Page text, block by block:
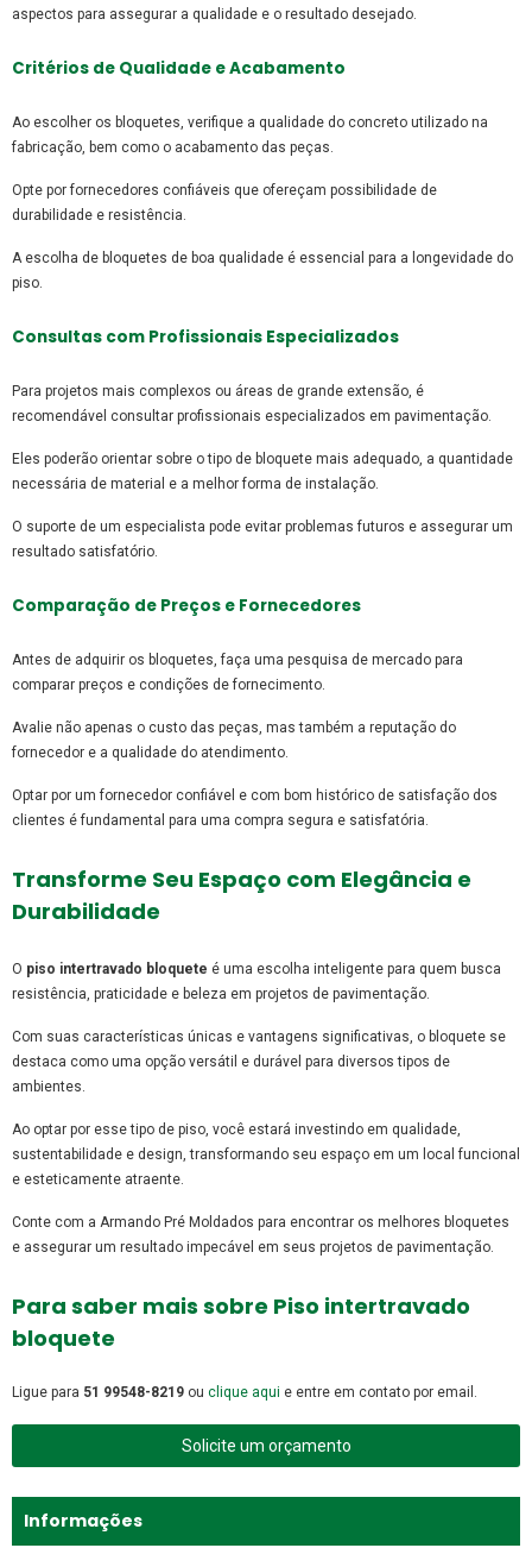
aspectos para assegurar a qualidade e o resultado desejado.
Critérios de Qualidade e Acabamento
Ao escolher os bloquetes, verifique a qualidade do concreto utilizado na
fabricação, bem como o acabamento das peças.
Opte por fornecedores confiáveis que ofereçam possibilidade de
durabilidade e resistência.
A escolha de bloquetes de boa qualidade é essencial para a longevidade do
piso.
Consultas com Profissionais Especializados
Para projetos mais complexos ou áreas de grande extensão, é
recomendável consultar profissionais especializados em pavimentação.
Eles poderão orientar sobre o tipo de bloquete mais adequado, a quantidade
necessária de material e a melhor forma de instalação.
O suporte de um especialista pode evitar problemas futuros e assegurar um
resultado satisfatório.
Comparação de Preços e Fornecedores
Antes de adquirir os bloquetes, faça uma pesquisa de mercado para
comparar preços e condições de fornecimento.
Avalie não apenas o custo das peças, mas também a reputação do
fornecedor e a qualidade do atendimento.
Optar por um fornecedor confiável e com bom histórico de satisfação dos
clientes é fundamental para uma compra segura e satisfatória.
Transforme Seu Espaço com Elegância e
Durabilidade
O piso intertravado bloquete é uma escolha inteligente para quem busca
resistência, praticidade e beleza em projetos de pavimentação.
Com suas características únicas e vantagens significativas, o bloquete se
destaca como uma opção versátil e durável para diversos tipos de
ambientes.
Ao optar por esse tipo de piso, você estará investindo em qualidade,
sustentabilidade e design, transformando seu espaço em um local funcional
e esteticamente atraente.
Conte com a Armando Pré Moldados para encontrar os melhores bloquetes
e assegurar um resultado impecável em seus projetos de pavimentação.
Para saber mais sobre Piso intertravado
bloquete
Ligue para 51 99548-8219 ou clique aqui e entre em contato por email.
Solicite um orçamento
Informações